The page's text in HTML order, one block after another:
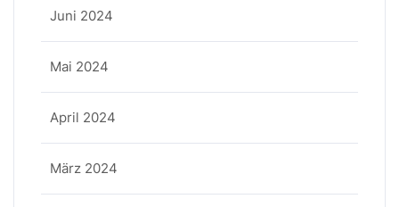
Juni 2024
Mai 2024
April 2024
März 2024